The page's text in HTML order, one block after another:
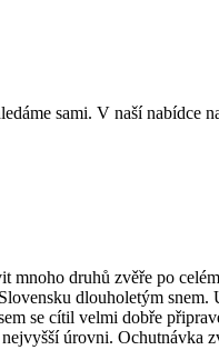
sami. V naší
mnoho druhů zvěře po
dlouholetým
se cítil velmi dobře
úrovni. Ochutnávka